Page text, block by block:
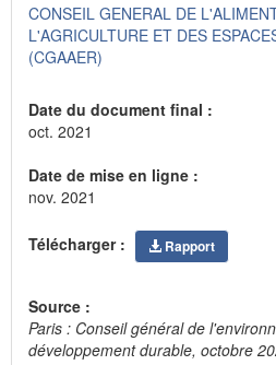
CONSEIL GENERAL DE
L'AGRICULTURE ET DES
(CGAAER)
Date du document final :
oct. 2021
Date de mise en ligne :
nov. 2021
Télécharger : Rapport
Source :
Paris : Conseil général de
développement durable, octobre